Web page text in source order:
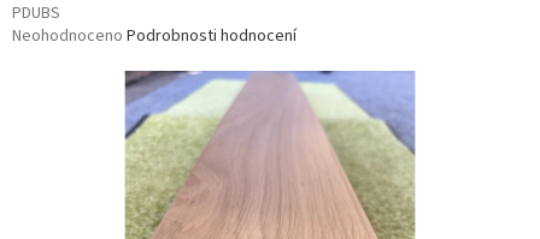
PDUBS
Průměrné
Neohodnoceno Podrobnosti hodnocení